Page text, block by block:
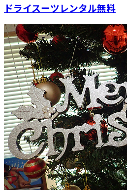
ドライスーツレンタル無料